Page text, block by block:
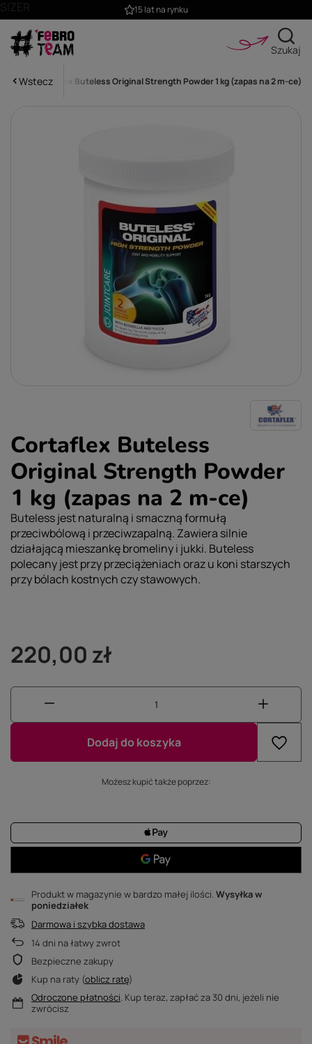
15 lat na rynku
Szukaj
WsteczCortaflex Buteless Original Strength Powder 1 kg (zapas na 2 m-ce)
Cortaflex Buteless
Original Strength Powder
1 kg (zapas na 2 m-ce)
Buteless jest naturalną i smaczną formułą
przeciwbólową i przeciwzapalną. Zawiera silnie
działającą mieszankę bromeliny i jukki. Buteless
polecany jest przy przeciążeniach oraz u koni starszych
przy bólach kostnych czy stawowych.
220,00 zł
Dodaj do koszyka
Możesz kupić także poprzez:
Produkt w magazynie w bardzo małej ilości Wysyłkaw
poniedziałek
Darmowa i szybka dostawa
14 dni na łatwy zwrot
Bezpieczne zakupy
Kup na raty (oblicz ratę)
Odroczone płatności. Kup teraz, zapłać za 30 dni, jeżeli nie
zwrócisz